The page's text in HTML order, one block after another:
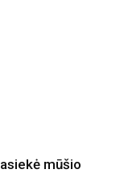
mūšio